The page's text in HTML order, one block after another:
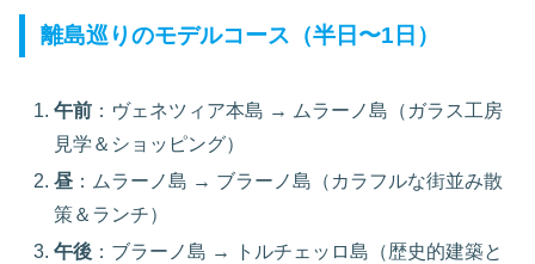
離島巡りのモデルコース（半日〜1日）
午前 ：ヴェネツィア本島 → ムラーノ島（ガラス工房
見学＆ショッピング）
昼 ：ムラーノ島 → ブラーノ島（カラフルな街並み散
策＆ランチ）
午後 ：ブラーノ島 → トルチェッロ島（歴史的建築と